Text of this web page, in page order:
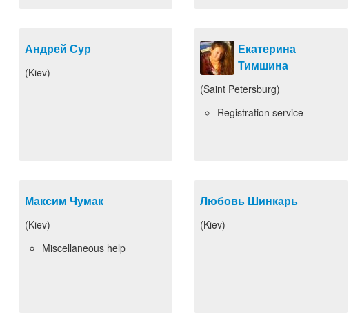
Андрей Сур
(Kiev)
Екатерина
Тимшина
(Saint Petersburg)
Registration service
Максим Чумак
(Kiev)
Miscellaneous help
Любовь Шинкарь
(Kiev)